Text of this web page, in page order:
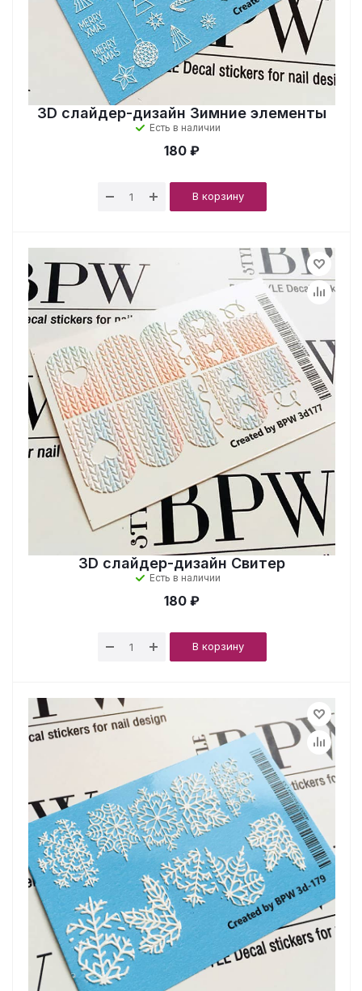
3D слайдер-дизайн Зимние элементы
Есть в наличии
180 ₽
В корзину
3D слайдер-дизайн Свитер
Есть в наличии
180 ₽
В корзину